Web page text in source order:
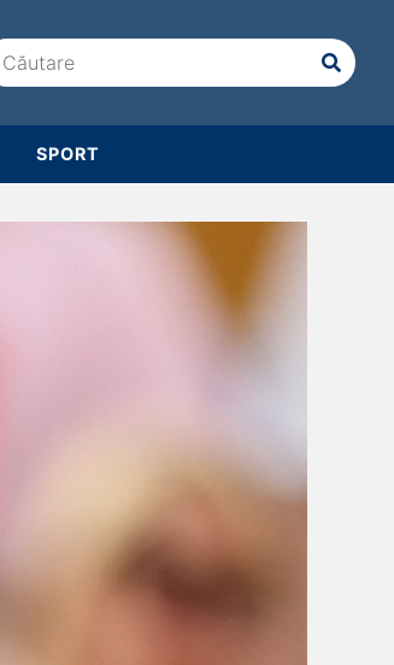
SPORT